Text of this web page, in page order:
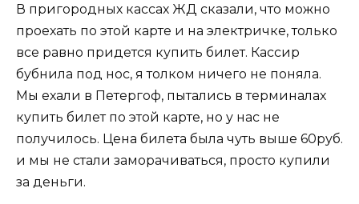
В пригородных кассах ЖД сказали, что можно
проехать по этой карте и на электричке, только
все равно придется купить билет. Кассир
бубнила под нос, я толком ничего не поняла.
Мы ехали в Петергоф, пытались в терминалах
купить билет по этой карте, но у нас не
получилось. Цена билета была чуть выше 60руб.
и мы не стали заморачиваться, просто купили
за деньги.